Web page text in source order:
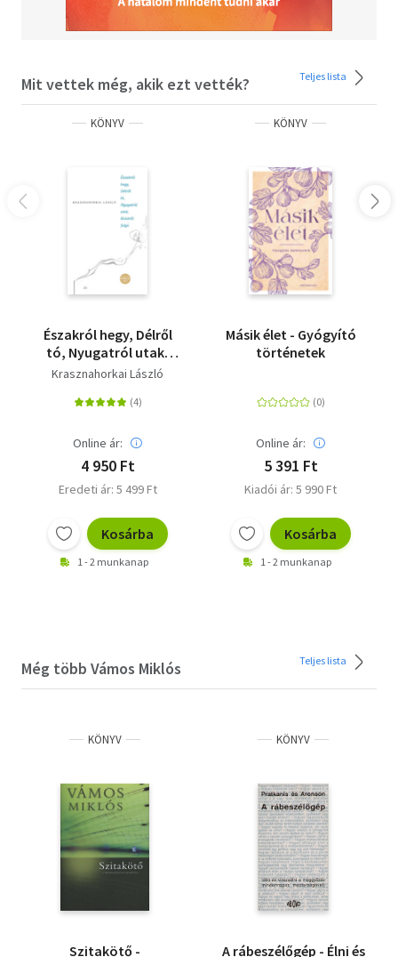
Mit vettek még, akik ezt vették? Teljes lista
KÖNYV
Északról hegy, Délről
tó, Nyugatról utak,
Keletről folyó
Krasznahorkai László
Online ár:
4 950 Ft
Eredeti ár: 5 499 Ft
Kosárba
1 - 2 munkanap
KÖNYV
Másik élet - Gyógyító
történetek
Online ár:
5 391 Ft
Kiadói ár: 5 990 Ft
Kosárba
1 - 2 munkanap
Még több Vámos Miklós Teljes lista
KÖNYV
Szitakötő -
KÖNYV
A rábeszélőgép - Élni és